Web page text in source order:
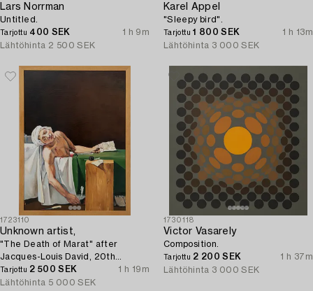
Lars Norrman
Untitled.
Tarjottu 400 SEK
1 h 9m
Lähtöhinta 2 500 SEK
Karel Appel
"Sleepy bird".
Tarjottu1 800 SEK
1 h 13m
Lähtöhinta 3 000 SEK
1723110
Unknown artist,
"The Death of Marat" after
Jacques-Louis David, 20th
century.
Tarjottu 2 500 SEK
1 h 19m
Lähtöhinta 5 000 SEK
1730118
Victor Vasarely
Composition.
Tarjottu 2 200 SEK
1 h 37m
Lähtöhinta 3 000 SEK